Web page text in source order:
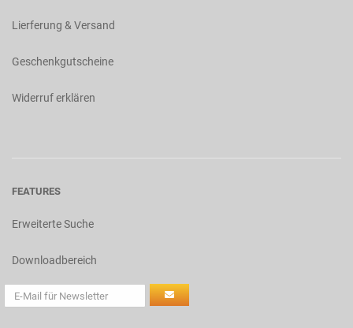
Lierferung & Versand
Geschenkgutscheine
Widerruf erklären
FEATURES
Erweiterte Suche
Downloadbereich